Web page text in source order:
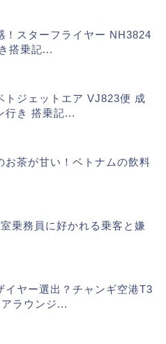
！スターフライヤー NH3824
搭乗記...
トジェットエア VJ823便 成
行き 搭乗記...
お茶が甘い！ベトナムの飲料
乗務員に好かれる乗客と嫌
イヤー選出？チャンギ空港T3
ラウンジ...